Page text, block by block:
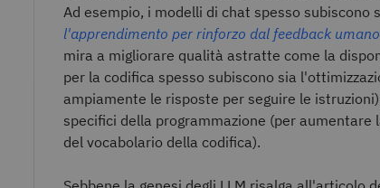
Ad esempio, i modelli di chat spesso
l'apprendimento per rinforzo dal feedback umano
mira a migliorare qualità astratte come la
per la codifica spesso subiscono sia
ampiamente le risposte per seguire le
specifici della programmazione (per aumentare
del vocabolario della codifica).